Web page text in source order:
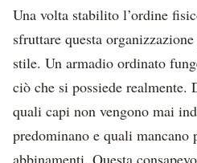
Una volta stabilito l’ordine
sfruttare questa
stile. Un armadio ordinato
ciò che si possiede realmente.
quali capi non vengono mai
predominano e quali mancano
abbinamenti. Questa